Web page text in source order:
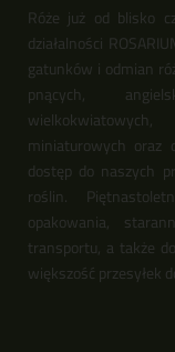
Róże już od blisko
działalności
gatunków i odmian
pnących,
miniaturowych oraz
dostęp do naszych
roślin.
opakowania,
transportu, a także
większość przesyłek